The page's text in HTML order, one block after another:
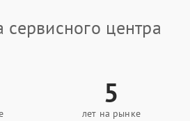
центра
5
лет на рынке